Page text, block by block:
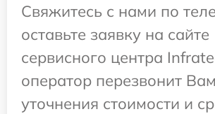
Свяжитесь с нами по
оставьте заявку на сайте
сервисного центра
оператор перезвонит
уточнения стоимости и